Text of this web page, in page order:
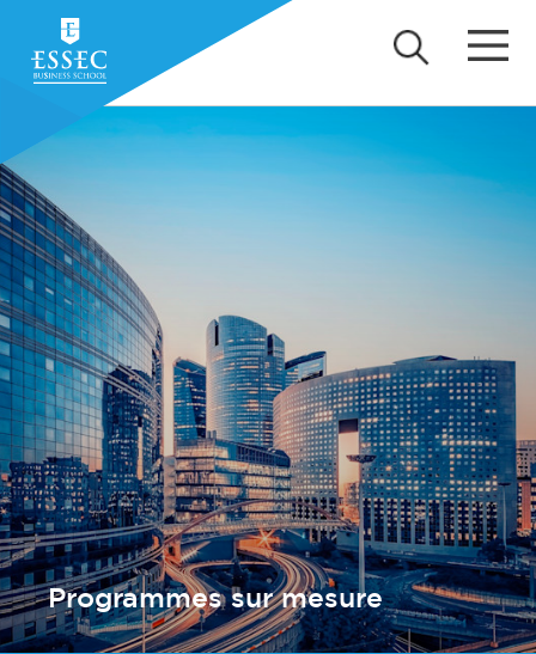
Programmes sur mesure